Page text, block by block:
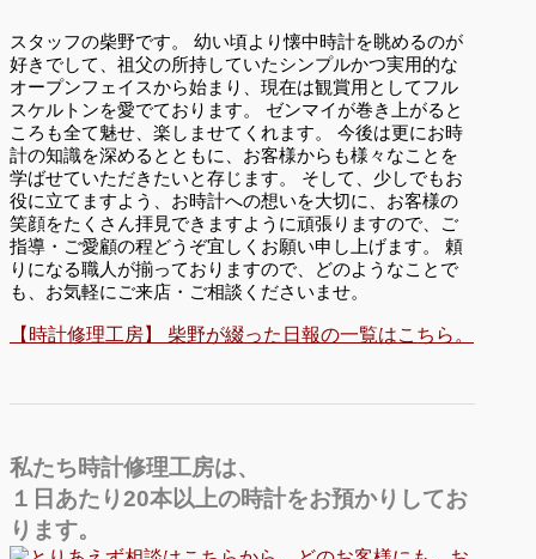
スタッフの柴野です。 幼い頃より懐中時計を眺めるのが
好きでして、祖父の所持していたシンプルかつ実用的な
オープンフェイスから始まり、現在は観賞用としてフル
スケルトンを愛でております。 ゼンマイが巻き上がると
ころも全て魅せ、楽しませてくれます。 今後は更にお時
計の知識を深めるとともに、お客様からも様々なことを
学ばせていただきたいと存じます。 そして、少しでもお
役に立てますよう、お時計への想いを大切に、お客様の
笑顔をたくさん拝見できますように頑張りますので、ご
指導・ご愛顧の程どうぞ宜しくお願い申し上げます。 頼
りになる職人が揃っておりますので、どのようなことで
も、お気軽にご来店・ご相談くださいませ。
【時計修理工房】 柴野が綴った日報の一覧はこちら。
私たち時計修理工房は、
１日あたり20本以上の時計をお預かりしてお
ります。